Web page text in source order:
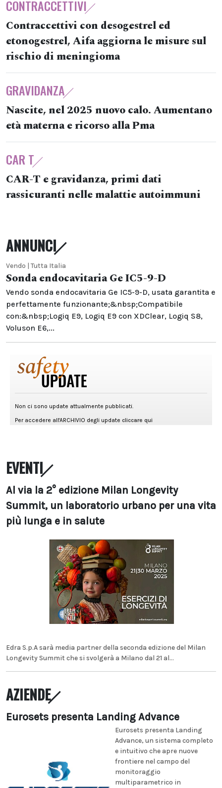
CONTRACCETTIVI
Contraccettivi con desogestrel ed
etonogestrel, Aifa aggiorna le misure sul
rischio di meningioma
GRAVIDANZA
Nascite, nel 2025 nuovo calo. Aumentano
età materna e ricorso alla Pma
CAR T
CAR-T e gravidanza, primi dati
rassicuranti nelle malattie autoimmuni
ANNUNCI
Vendo | Tutta Italia
Sonda endocavitaria Ge IC5-9-D
Vendo sonda endocavitaria Ge IC5-9-D, usata garantita e
perfettamente funzionante;&nbsp;Compatibile
con:&nbsp;Logiq E9, Logiq E9 con XDClear, Logiq S8,
Voluson E6,...
EVENTI
Al via la 2° edizione Milan Longevity
Summit, un laboratorio urbano per una vita
più lunga e in salute
Edra S.p.A sarà media partner della seconda edizione del Milan
Longevity Summit che si svolgerà a Milano dal 21 al...
AZIENDE
Eurosets presenta Landing Advance
Eurosets presenta Landing
Advance, un sistema completo
e intuitivo che apre nuove
frontiere nel campo del
monitoraggio
multiparametrico in